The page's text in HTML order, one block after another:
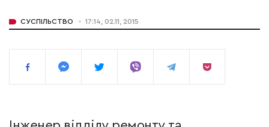
СУСПІЛЬСТВО 17:14, 02.11, 2015